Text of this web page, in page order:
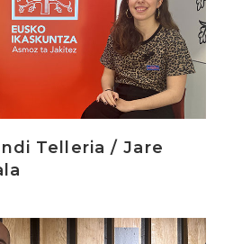
Telleria / Jare